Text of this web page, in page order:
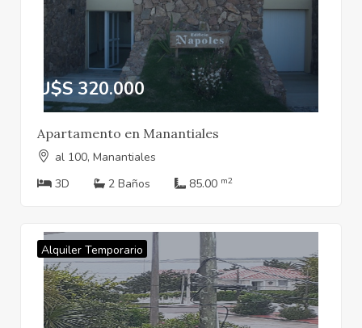
U$S 320.000
Apartamento en Manantiales
al 100, Manantiales
3D
2 Baños 85.00 m2
Alquiler Temporario